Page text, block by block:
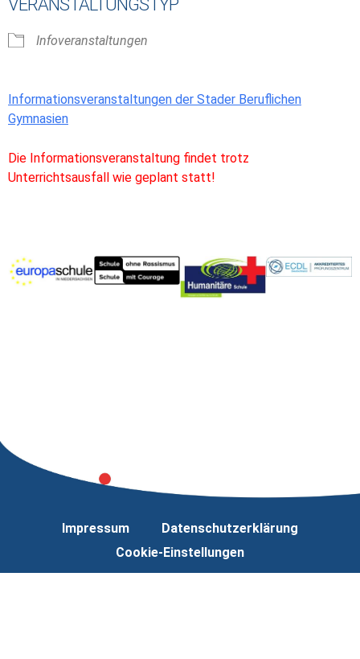
VERANSTALTUNGSTYP
Infoveranstaltungen
Informationsveranstaltungen der Stader Beruflichen
Gymnasien
Die Informationsveranstaltung findet trotz
Unterrichtsausfall wie geplant statt!
Impressum
Datenschutzerklärung
Cookie-Einstellungen